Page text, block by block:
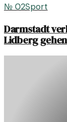
№ 02Sport
Darmstadt
Lidberg gehen